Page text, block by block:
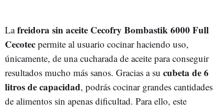
Lafreidora sin aceite Cecofry Bombastik 6000 Full
Cecotec permite al usuario cocinar haciendo uso,
únicamente, de una cucharada de aceite para conseguir
resultados mucho más sanos. Gracias a su cubeta de 6
litros de capacidad, podrás cocinar grandes cantidades
de alimentos sin apenas dificultad. Para ello, este